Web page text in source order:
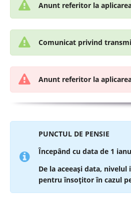
Anunt referitor la
Comunicat privind
Anunt referitor la
PUNCTUL DE PENSIE
Începând cu data de 1
De la aceeași data,
pentru însoţitor în cazul